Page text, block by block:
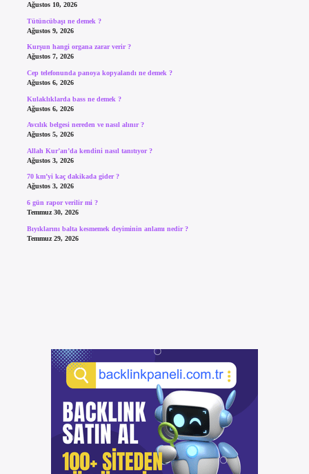
Ağustos 10, 2026
Tütüncübaşı ne demek ?
Ağustos 9, 2026
Kurşun hangi organa zarar verir ?
Ağustos 7, 2026
Cep telefonunda panoya kopyalandı ne demek ?
Ağustos 6, 2026
Kulaklıklarda bass ne demek ?
Ağustos 6, 2026
Avcılık belgesi nereden ve nasıl alınır ?
Ağustos 5, 2026
Allah Kur’an’da kendini nasıl tanıtıyor ?
Ağustos 3, 2026
70 km’yi kaç dakikada gider ?
Ağustos 3, 2026
6 gün rapor verilir mi ?
Temmuz 30, 2026
Bıyıklarını balta kesmemek deyiminin anlamı nedir ?
Temmuz 29, 2026